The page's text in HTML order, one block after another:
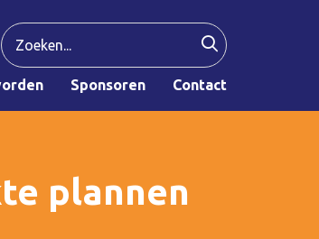
Sponsoren Contact
plannen